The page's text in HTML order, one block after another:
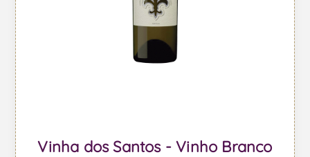
Vinha dos Santos - Vinho Branco